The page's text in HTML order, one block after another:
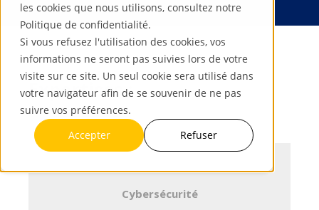
les cookies que nous utilisons, consultez notre
Politique de confidentialité.
Si vous refusez l'utilisation des cookies, vos
informations ne seront pas suivies lors de votre
visite sur ce site. Un seul cookie sera utilisé dans
votre navigateur afin de se souvenir de ne pas
suivre vos préférences.
Accepter
Refuser
Expertises :
Cybersécurité